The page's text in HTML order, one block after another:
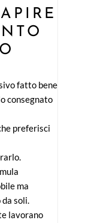
fatto bene
consegnato
preferisci
ma
soli.
lavorano